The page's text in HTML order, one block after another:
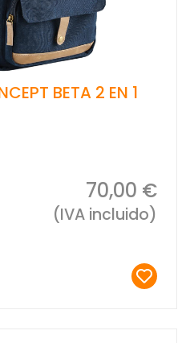
BETA 2 EN 1
70,00 €
(IVA incluido)